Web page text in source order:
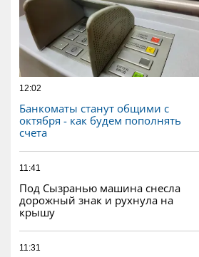
12:02
Банкоматы станут общими с
октября - как будем пополнять
счета
11:41
Под Сызранью машина снесла
дорожный знак и рухнула на
крышу
11:31